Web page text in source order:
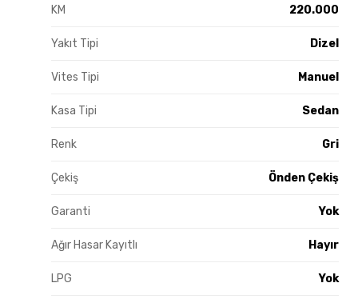
KM 220.000
Yakıt Tipi Dizel
Vites Tipi Manuel
Kasa Tipi Sedan
Renk Gri
Çekiş Önden Çekiş
Garanti Yok
Ağır Hasar Kayıtlı Hayır
LPG Yok